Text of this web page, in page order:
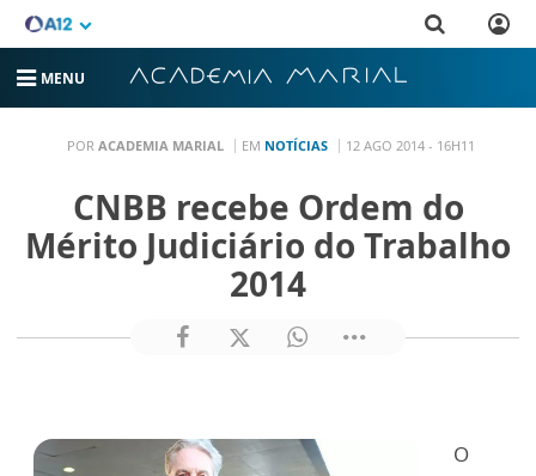
MENU
POR ACADEMIA MARIAL EM NOTÍCIAS 12 AGO 2014 - 16H11
CNBB recebe Ordem do
Mérito Judiciário do Trabalho
2014
O